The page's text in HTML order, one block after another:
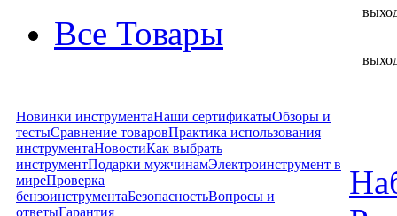
Все Товары
Новинки инструментаНаши сертификатыОбзоры и
тестыСравнение товаровПрактика использования
инструментаНовостиКак выбрать
инструментПодарки мужчинамЭлектроинструмент в
миреПроверка
бензоинструментаБезопасностьВопросы и
ответыГарантия